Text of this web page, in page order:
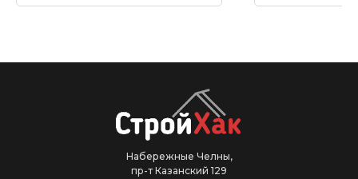
Набережные Челны,
пр-т Казанский 129